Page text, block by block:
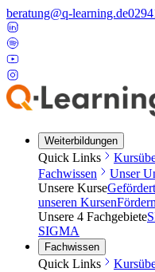
beratung@q-learning.de
Weiterbildungen
Quick Links
Fachwissen
Unser
Unsere Kurse
unseren Kursen
Unsere 4 Fachgebiete
SIGMA
Fachwissen
Quick Links